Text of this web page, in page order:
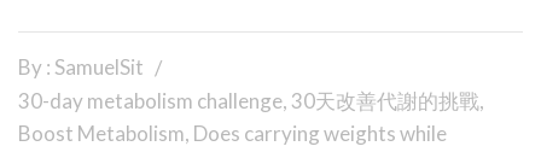
By : SamuelSit
30-day metabolism challenge, 30天改善代謝的挑戰,
Boost Metabolism, Does carrying weights while